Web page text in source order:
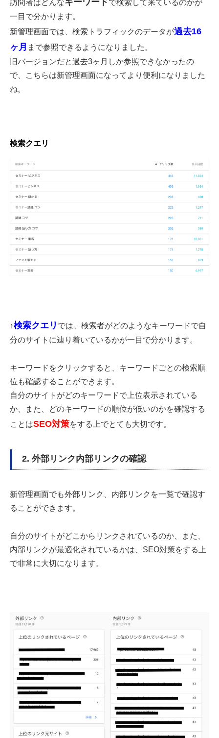
訪問者はどんなキーワード で検索して来ているのかが
一目で分かります。
新管理画面では、検索トラフィックのデータが過去16
ヶ月 まで参照できるようになりました。
旧バージョンだと過去3ヶ月しか参照できなかったの
で、こちらは新管理画面になってより便利になりました
ね。
検索クエリ
↑検索クエリ では、検索者がどのようなキーワードで自
分のサイトに辿り着いているかが一目で分かります。
キーワードをクリックすると、キーワードごとの検索順
位も確認することができます。
自分のサイトがどのキーワードで上位表示されている
か、また、どのキーワードの順位が低いのかを確認する
ことはSEO対策をする上でとても大切です。
2. 外部リンク内部リンクの確認
新管理画面でも外部リンク、内部リンクを一覧で確認す
ることができます。
自分のサイトがどこからリンクされているのか、また、
内部リンクが最適化されているかは、SEO対策をする上
で非常に大切になります。